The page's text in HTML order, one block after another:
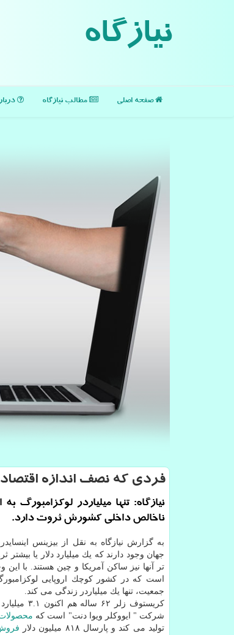
نیازگاه
صفحه اصلی مطالب نیازگاه
فردی كه نصف اندازه
نیازگاه: تنها میلیاردر لوكزامبورگ به
ناخالص داخلی كشورش ثروت دارد.
جهان وجود دارند كه یك میلیارد دلار یا بیشتر
تر آنها نیز ساكن آمریكا و چین هستند. با
جمعیت، تنها یك میلیاردر زندگی می كند.
كریستوف زلر
شركت " ایووكلر ویوا دنت" است كه
تولید می كند و پارسال ۸۱۸ میلیون دلار